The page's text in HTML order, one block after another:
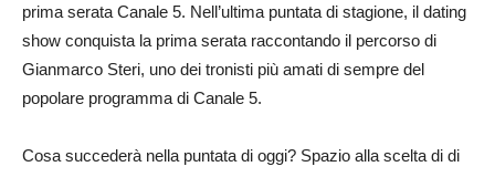
prima serata Canale 5. Nell’ultima puntata di stagione, il dating
show conquista la prima serata raccontando il percorso di
Gianmarco Steri, uno dei tronisti più amati di sempre del
popolare programma di Canale 5.
Cosa succederà nella puntata di oggi? Spazio alla scelta di di